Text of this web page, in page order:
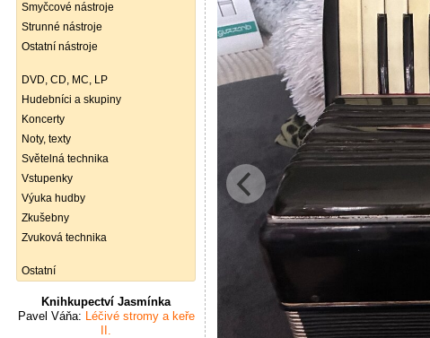
Smyčcové nástroje
Strunné nástroje
Ostatní nástroje
DVD, CD, MC, LP
Hudebníci a skupiny
Koncerty
Noty, texty
Světelná technika
Vstupenky
Výuka hudby
Zkušebny
Zvuková technika
Ostatní
Knihkupectví Jasmínka
Pavel Váňa: Léčivé stromy a keře
II.